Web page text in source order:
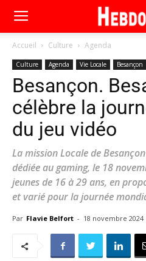
Accueil Culture Agenda
Culture Agenda Vie Locale Besançon
Besançon.
célèbre la
du jeu vidéo
La mission Locale de
dédiée au gaming, le 18
jeunes de 16 à 29 ans, en
et varié pour la journée
Par Flavie Belfort - 18 novembre 2024